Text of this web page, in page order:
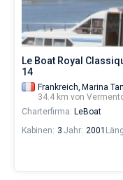
Le Boat Royal
14
Frankreich, Marina
34.4 km von
Charterfirma: LeBoat
Kabinen: 3 Jahr: 2001